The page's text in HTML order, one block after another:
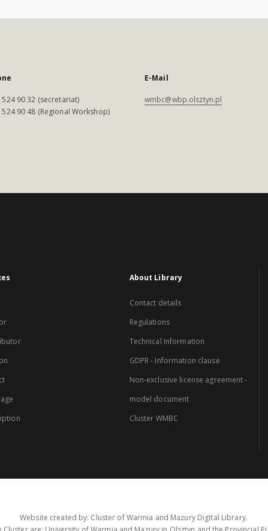
524 90 32 (secretariat)
524 90 48 (Regional Workshop)
E-Mail
wmbc@wbp.olsztyn.pl
About Library
Contact details
Regulations
Technical Information
GDPR - Information clause
Non-exclusive license agreement -
model document
Cluster WMBC
Website created by: Cluster of Warmia and Mazury Digital Library.